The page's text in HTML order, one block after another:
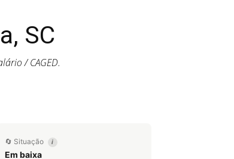
SC
/ CAGED.
🔄 Situação i
Em baixa